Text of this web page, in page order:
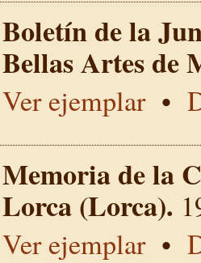
Boletín de la
Bellas Artes
Ver ejemplar•
Memoria de la
Lorca (Lorca).
Ver ejemplar•